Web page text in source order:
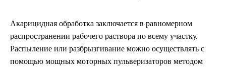
Акарицидная обработка заключается в равномерном
распространении рабочего раствора по всему участку.
Распыление или разбрызгивание можно осуществлять с
помощью мощных моторных пульверизаторов методом